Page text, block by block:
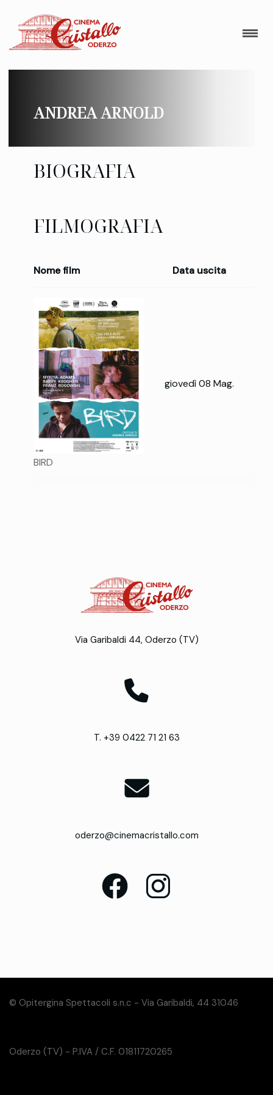
ANDREA ARNOLD
BIOGRAFIA
FILMOGRAFIA
Nome film Data uscita
BIRD
giovedì 08 Mag.
Via Garibaldi 44, Oderzo (TV)
T. +39 0422 71 21 63
oderzo@cinemacristallo.com
© Opitergina Spettacoli s.n.c - Via Garibaldi, 44 31046
Oderzo (TV) - P.IVA / C.F. 01811720265